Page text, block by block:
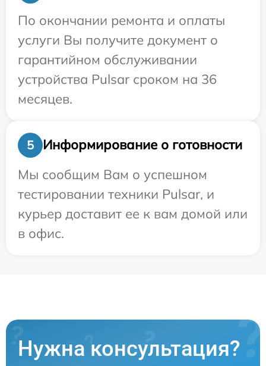
По окончании ремонта и оплаты
услуги Вы получите документ о
гарантийном обслуживании
устройства Pulsar сроком на 36
месяцев.
5
Информирование о готовности
Мы сообщим Вам о успешном
тестировании техники Pulsar, и
курьер доставит ее к вам домой или
в офис.
Нужна консультация?